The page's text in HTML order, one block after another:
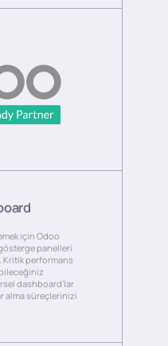
için Odoo
panelleri
performans
dashboard’lar
alma süreçlerinizi